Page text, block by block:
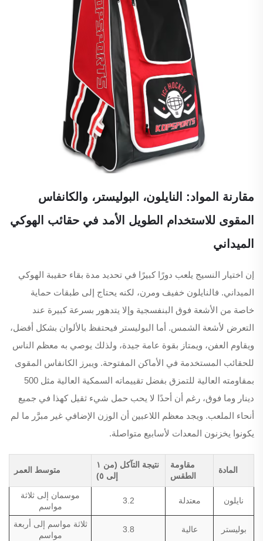
مقارنة المواد: النايلون، البوليستر، والكانفاس
المقوى للاستخدام الطويل الأمد في حقائب الهوكي
الميداني
إن اختيار النسيج يلعب دورًا كبيرًا في تحديد مدة بقاء حقيبة الهوكي
الميداني. فالنايلون خفيف ومرن، لكنه يحتاج إلى طبقات حماية
خاصة من الأشعة فوق البنفسجية وإلا يتدهور بسرعة كبيرة عند
التعرض لأشعة الشمس. أما البوليستر فيحتفظ بالألوان بشكل أفضل،
ويقاوم العفن، ويمتاز بقوة عامة جيدة، ولذلك يوصي به معظم الناس
للحقائب المستخدمة في الأماكن المفتوحة. ويبرز الكانفاس المقوى
بمقاومته العالية للتمزق بفضل تقييماته السمكية العالية مثل 500
دينار وما فوق، رغم أن أحدًا لا يحب حمل شيء ثقيل كهذا في جميع
أنحاء الملعب. ويجد معظم اللاعبين أن الوزن الإضافي غير مبرَّر ما لم
يكونوا يخزنون المعدات لأسابيع متواصلة.
المادة
مقاومة
الطقس
نتيجة التآكل (من ١
إلى ٥)
متوسط العمر
نايلون معتدلة 3.2
موسمان إلى ثلاثة
مواسم
بوليستر عالية 3.8
ثلاثة مواسم إلى أربعة
مواسم